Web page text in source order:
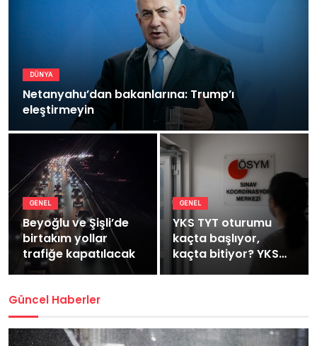
DÜNYA
Netanyahu’dan bakanlarına: Trump’ı
eleştirmeyin
GENEL
Beyoğlu ve Şişli’de
birtakım yollar
trafiğe kapatılacak
GENEL
YKS TYT oturumu
kaçta başlıyor,
kaçta bitiyor? YKS
Güncel Haberler